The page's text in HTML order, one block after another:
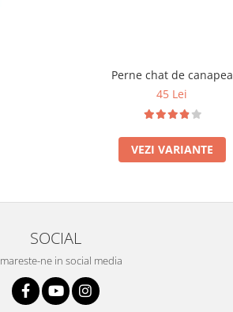
Perne chat de canapea
45 Lei
VEZI VARIANTE
SOCIAL
ne in social media